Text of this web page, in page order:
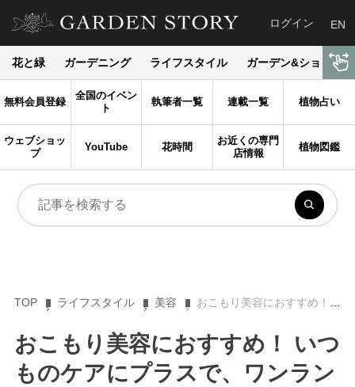
ログイン EN
花と緑 ガーデニング ライフスタイル ガーデン&ショップ
無料会員登録
全国のイベン
ト
執筆者一覧 連載一覧 植物占い
ウェブショッ
プ
YouTube 花時間
お近くの専門
店情報
植物図鑑
TOP ライフスタイル 美容 おこもり美容におすすめ！ いつものケアにプラスで、ワンランク上の美肌が叶うスペシャルコスメ３選［ボタニカルパワー］
おこもり美容におすすめ！ いつ
ものケアにプラスで、ワンラン